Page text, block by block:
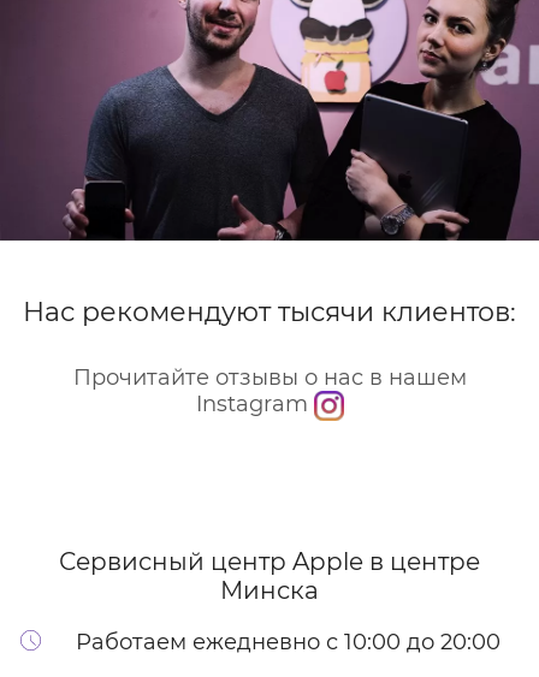
Нас рекомендуют тысячи клиентов:
Прочитайте отзывы о нас в нашем
Instagram
Сервисный центр Apple в центре
Минска
Работаем ежедневно с 10:00 до 20:00